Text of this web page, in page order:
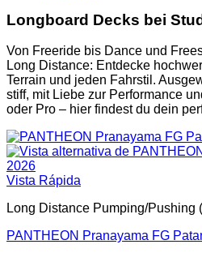
Longboard Decks bei
Von Freeride bis Dance und
Long Distance: Entdecke
Terrain und jeden Fahrstil.
stiff, mit Liebe zur Performance
oder Pro – hier findest du dein
Vista Rápida
Long Distance Pumping/Pushing
PANTHEON Pranayama FG